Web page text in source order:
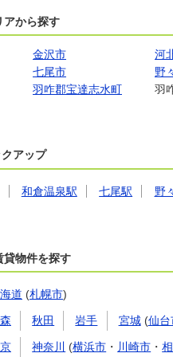
アから探す
金沢市 河
七尾市 野
羽咋郡宝達志水町 羽
アップ
和倉温泉駅 七尾駅 野
貸物件を探す
道 (札幌市)
秋田 岩手 宮城(仙台
神奈川 (横浜市 ・ 川崎市 ・